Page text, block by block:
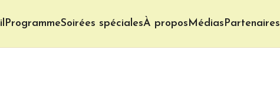
ProgrammeSoirées spécialesÀ proposMédiasPartenaires